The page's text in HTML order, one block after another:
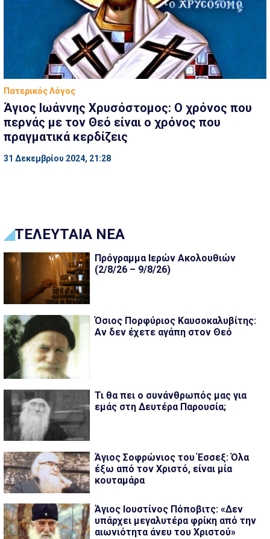
Πατερικός Λόγος
Άγιος Ιωάννης Χρυσόστομος: Ο χρόνος που
περνάς με τον Θεό είναι ο χρόνος που
πραγματικά κερδίζεις
31 Δεκεμβρίου 2024, 21:28
ΤΕΛΕΥΤΑΙΑ ΝΕΑ
Πρόγραμμα Ιερών Ακολουθιών
(2/8/26 – 9/8/26)
Όσιος Πορφύριος Καυσοκαλυβίτης:
Αν δεν έχετε αγάπη στον Θεό
Τι θα πει ο συνάνθρωπός μας για
εμάς στη Δευτέρα Παρουσία;
Άγιος Σοφρώνιος του Έσσεξ: Όλα
έξω από τον Χριστό, είναι μία
κουταμάρα
Άγιος Ιουστίνος Πόποβιτς: «Δεν
υπάρχει μεγαλυτέρα φρίκη από την
αιωνιότητα άνευ του Χριστού»